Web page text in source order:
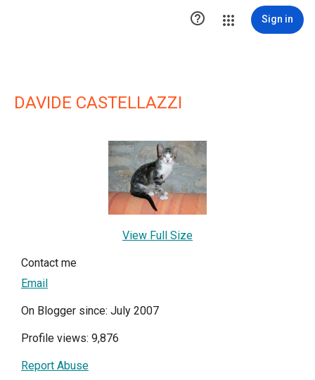
 Sign in
DAVIDE CASTELLAZZI
View Full Size
Contact me
Email
On Blogger since: July 2007
Profile views: 9,876
Report Abuse